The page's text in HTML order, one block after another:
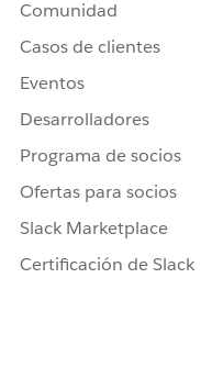
Comunidad
Casos de clientes
Eventos
Desarrolladores
Programa de socios
Ofertas para socios
Slack Marketplace
Certificación de Slack